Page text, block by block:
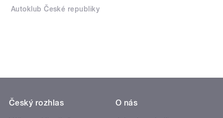
Autoklub České republiky
Český rozhlas
O nás